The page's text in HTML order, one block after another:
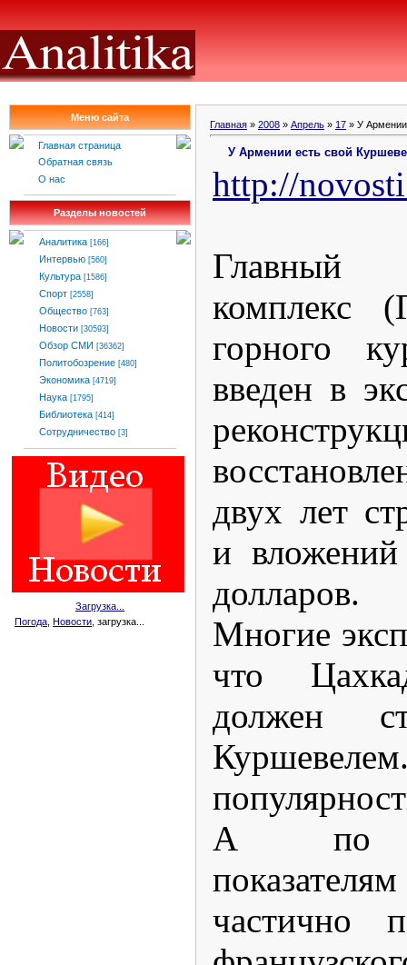
Меню сайта
Главная страница
Обратная связь
О нас
Разделы новостей
Аналитика [166]
Интервью [560]
Культура [1586]
Спорт [2558]
Общество [763]
Новости [30593]
Обзор СМИ [36362]
Политобозрение [480]
Экономика [4719]
Наука [1795]
Библиотека [414]
Сотрудничество [3]
Загрузка...
Погода Новости , загрузка...
Главная » 2008 » Апрель » 17 » У
У Армении есть свой
http://novosti
комплекс
горного
введен в
двух лет
и
долларов.
Многие
что
должен
А по
частично